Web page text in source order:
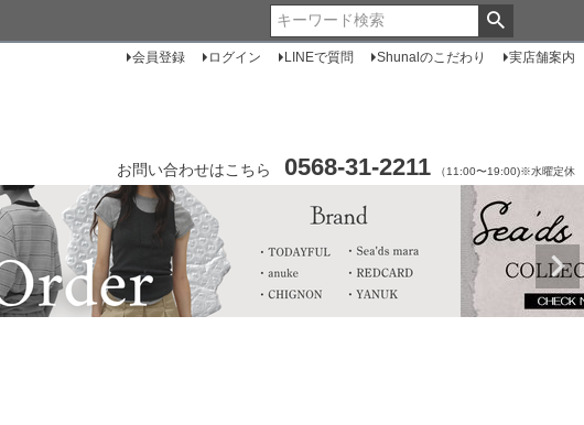
会員登録 ログイン LINEで質問 Shunalのこだわり 実店舗案内
お問い合わせはこちら 0568-31-2211 （11:00〜19:00)※水曜定休